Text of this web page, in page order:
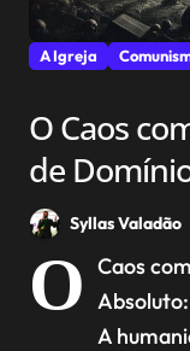
A Igreja
O Caos
de
deus-diabo
ser igual a
Syllas Valadão
O Caos
A